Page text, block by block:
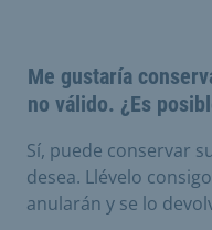
Me gustaría
no válido. ¿Es
Sí, puede conservar
desea. Llévelo
anularán y se lo